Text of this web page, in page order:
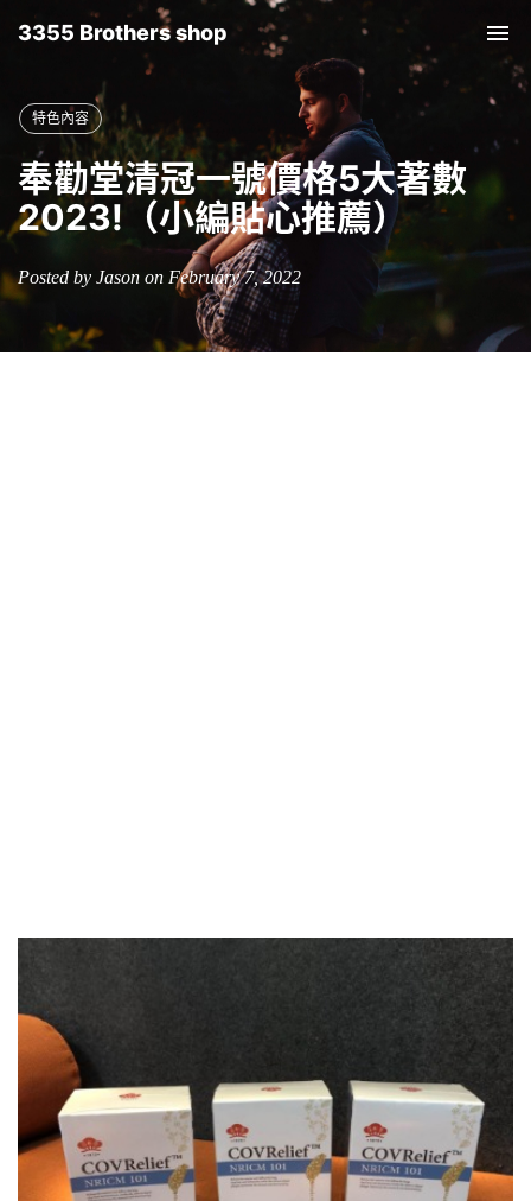
3355 Brothers shop
特色內容
奉勸堂清冠一號價格5大著數
2023!（小編貼心推薦）
Posted by Jason on February 7, 2022